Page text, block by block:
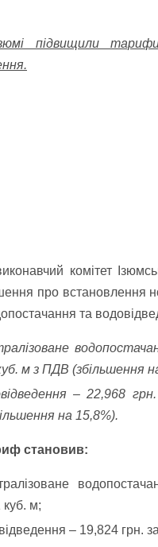
підвищили
комітет
про встановлення
та
м з ПДВ (збільшення
– 22,968
на 15,8%).
становив:
куб. м;
– 19,824 грн.